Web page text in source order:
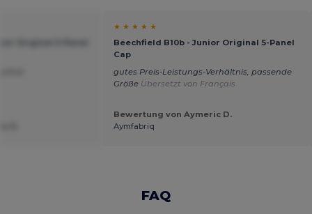
★ ★ ★ ★ ★
Beechfield B10b - Junior Original 5-Panel
Cap
gutes Preis-Leistungs-Verhältnis, passende
Größe Übersetzt von Français
Bewertung von Aymeric D.
Aymfabriq
FAQ